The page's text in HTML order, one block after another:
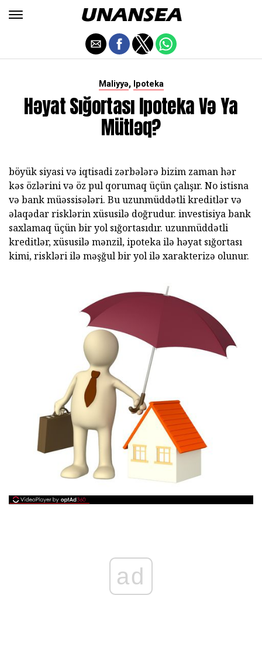
Maliyyə, Ipoteka
Həyat Sığortası Ipoteka Və Ya
Mütləq?
böyük siyasi və iqtisadi zərbələrə bizim zaman hər
kəs özlərini və öz pul qorumaq üçün çalışır. No istisna
və bank müəssisələri. Bu uzunmüddətli kreditlər və
əlaqədar risklərin xüsusilə doğrudur. investisiya bank
saxlamaq üçün bir yol sığortasıdır. uzunmüddətli
kreditlər, xüsusilə mənzil, ipoteka ilə həyat sığortası
kimi, riskləri ilə məşğul bir yol ilə xarakterizə olunur.
ad